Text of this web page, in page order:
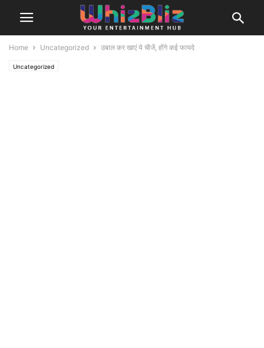
Home Uncategorized उबाल कर खाएं ये चीजें, होंगे कई फायदे
Uncategorized